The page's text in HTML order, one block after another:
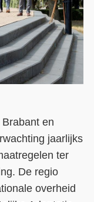
en
jaarlijks
ter
De regio
overheid
Dommelland